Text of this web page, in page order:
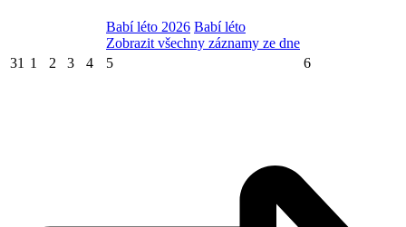
Babí léto 2026 Babí léto
Zobrazit všechny záznamy ze dne
31 1 2 3 4 5 6